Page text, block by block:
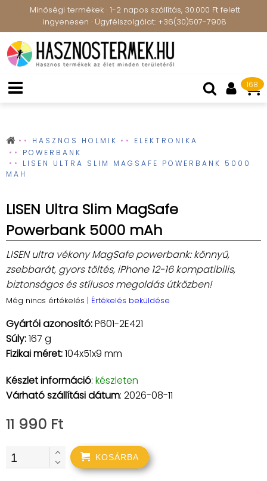
Minőségi termékek · 1-2 napos szállítás, 30.000 Ft felett
ingyenesen · Ügyfélszolgálat: +36(30)507-7908
168
HASZNOS HOLMIK
ELEKTRONIKA
POWERBANK
LISEN ULTRA SLIM MAGSAFE POWERBANK 5000
MAH
LISEN Ultra Slim MagSafe
Powerbank 5000 mAh
LISEN ultra vékony MagSafe powerbank: könnyű,
zsebbarát, gyors töltés, iPhone 12-16 kompatibilis,
biztonságos és stílusos megoldás útközben!
Még nincs értékelés | Értékelés beküldése
Gyártói azonosító:P601-2E421
Súly:167 g
Fizikai méret:104x51x9 mm
Készlet információ: készleten
Várható szállítási dátum: 2026-08-11
11 990 Ft
KOSÁRBA